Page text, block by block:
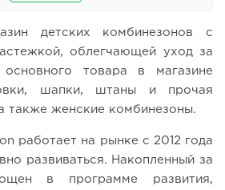
детских комбинезонов с
облегчающей уход за
товара в магазине
шапки, штаны и прочая
также женские комбинезоны.
работает на рынке с 2012 года
развиваться. Накопленный за
в программе развития,